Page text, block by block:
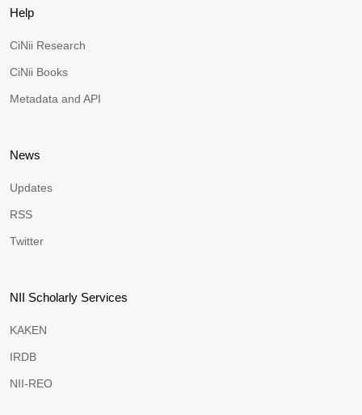
Help
CiNii Research
CiNii Books
Metadata and API
News
Updates
RSS
Twitter
NII Scholarly Services
KAKEN
IRDB
NII-REO